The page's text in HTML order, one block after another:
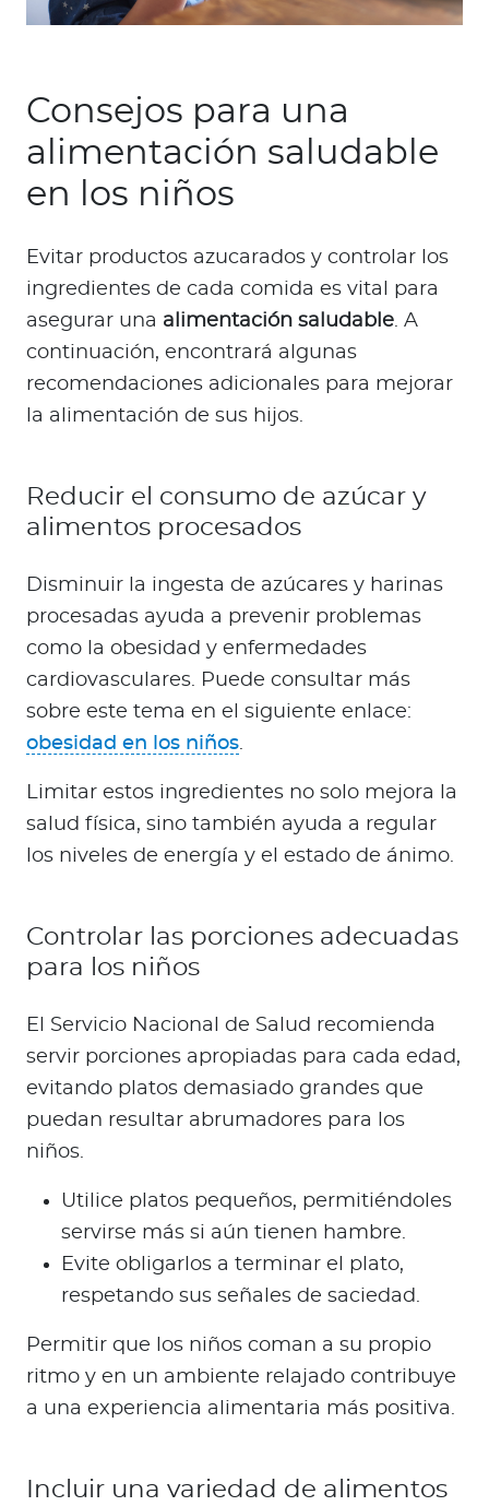
Consejos para una
alimentación saludable
en los niños
Evitar productos azucarados y controlar los
ingredientes de cada comida es vital para
asegurar una alimentación saludable. A
continuación, encontrará algunas
recomendaciones adicionales para mejorar
la alimentación de sus hijos.
Reducir el consumo de azúcar y
alimentos procesados
Disminuir la ingesta de azúcares y harinas
procesadas ayuda a prevenir problemas
como la obesidad y enfermedades
cardiovasculares. Puede consultar más
sobre este tema en el siguiente enlace:
obesidad en los niños.
Limitar estos ingredientes no solo mejora la
salud física, sino también ayuda a regular
los niveles de energía y el estado de ánimo.
Controlar las porciones adecuadas
para los niños
El Servicio Nacional de Salud recomienda
servir porciones apropiadas para cada edad,
evitando platos demasiado grandes que
puedan resultar abrumadores para los
niños.
Utilice platos pequeños, permitiéndoles
servirse más si aún tienen hambre.
Evite obligarlos a terminar el plato,
respetando sus señales de saciedad.
Permitir que los niños coman a su propio
ritmo y en un ambiente relajado contribuye
a una experiencia alimentaria más positiva.
Incluir una variedad de alimentos